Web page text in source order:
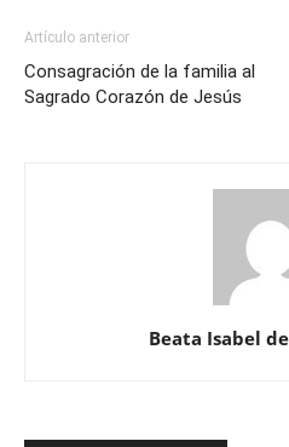
Artículo anterior
Consagración de la familia al
Sagrado Corazón de Jesús
Beata Isabel